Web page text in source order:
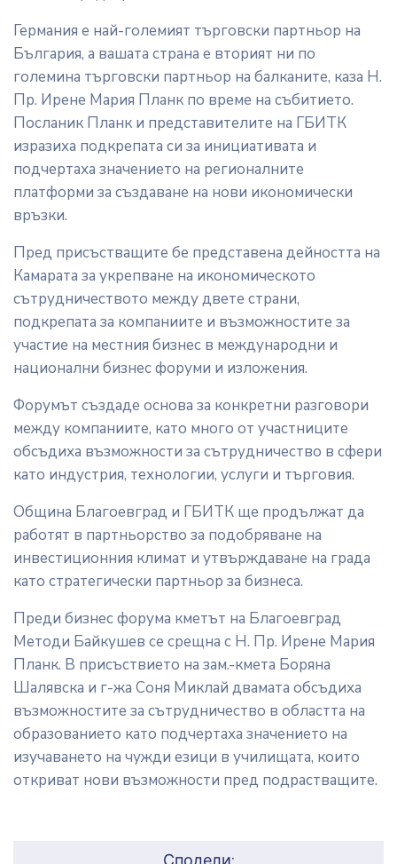
Германия е най-големият търговски партньор на
България, а вашата страна е вторият ни по
големина търговски партньор на балканите, каза Н.
Пр. Ирене Мария Планк по време на събитието.
Посланик Планк и представителите на ГБИТК
изразиха подкрепата си за инициативата и
подчертаха значението на регионалните
платформи за създаване на нови икономически
връзки.
Пред присъстващите бе представена дейността на
Камарата за укрепване на икономическото
сътрудничеството между двете страни,
подкрепата за компаниите и възможностите за
участие на местния бизнес в международни и
национални бизнес форуми и изложения.
Форумът създаде основа за конкретни разговори
между компаниите, като много от участниците
обсъдиха възможности за сътрудничество в сфери
като индустрия, технологии, услуги и търговия.
Община Благоевград и ГБИТК ще продължат да
работят в партньорство за подобряване на
инвестиционния климат и утвърждаване на града
като стратегически партньор за бизнеса.
Преди бизнес форума кметът на Благоевград
Методи Байкушев се срещна с Н. Пр. Ирене Мария
Планк. В присъствието на зам.-кмета Боряна
Шалявска и г-жа Соня Миклай двамата обсъдиха
възможностите за сътрудничество в областта на
образованието като подчертаха значението на
изучаването на чужди езици в училищата, които
откриват нови възможности пред подрастващите.